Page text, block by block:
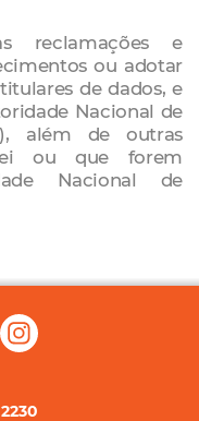
reclamações e
ou adotar
de dados, e
Nacional de
além de outras
ou que forem
Nacional de